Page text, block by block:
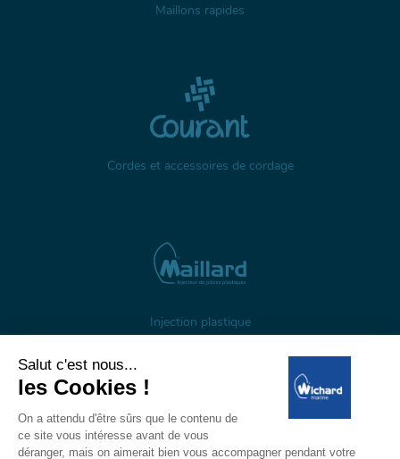
Maillons rapides
Cordes et accessoires de cordage
Injection plastique
À propos Gestion des cookies
Mentions légales
Données personnelles